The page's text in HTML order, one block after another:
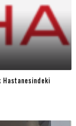
Hastanesindeki